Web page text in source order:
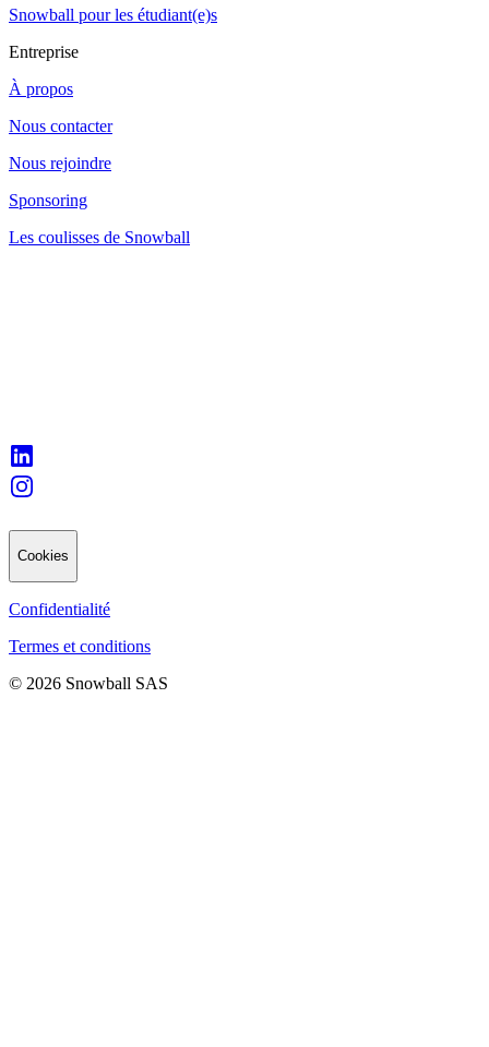
Snowball pour les étudiant(e)s
Entreprise
À propos
Nous contacter
Nous rejoindre
Sponsoring
Les coulisses de Snowball
Cookies
Confidentialité
Termes et conditions
© 2026 Snowball SAS